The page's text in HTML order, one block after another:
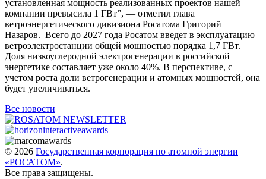
установленная мощность реализованных проектов нашей
компании превысила 1 ГВт”, — отметил глава
ветроэнергетического дивизиона Росатома Григорий
Назаров. Всего до 2027 года Росатом введет в эксплуатацию
ветроэлектростанции общей мощностью порядка 1,7 ГВт.
Доля низкоуглеродной электрогенерации в российской
энергетике составляет уже около 40%. В перспективе, с
учетом роста доли ветрогенерации и атомных мощностей, она
будет увеличиваться.
Все новости
© 2026 Государственная корпорация по атомной энергии
«РОСАТОМ».
Все права защищены.